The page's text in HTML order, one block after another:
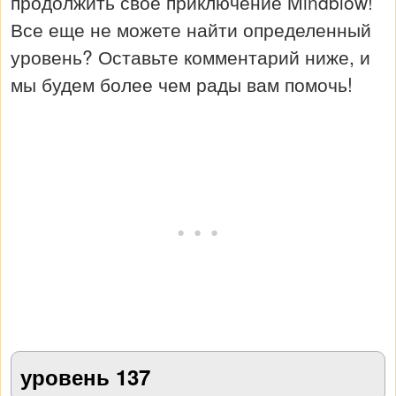
Все еще не можете найти определенный
уровень? Оставьте комментарий ниже, и
мы будем более чем рады вам помочь!
уровень 137